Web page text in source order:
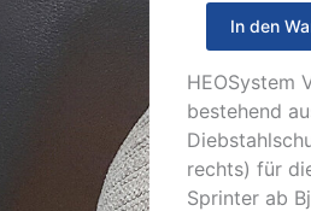
In den
HEOSystem
bestehend
rechts) für
Sprinter ab